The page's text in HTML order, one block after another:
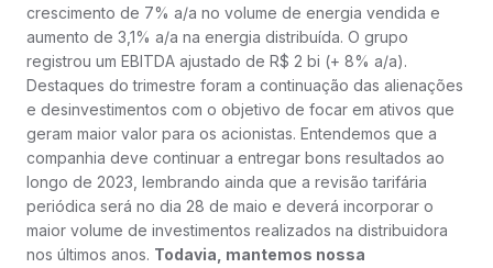
crescimento de 7% a/a no volume de energia vendida e
aumento de 3,1% a/a na energia distribuída. O grupo
registrou um EBITDA ajustado de R$ 2 bi (+ 8% a/a).
Destaques do trimestre foram a continuação das alienações
e desinvestimentos com o objetivo de focar em ativos que
geram maior valor para os acionistas. Entendemos que a
companhia deve continuar a entregar bons resultados ao
longo de 2023, lembrando ainda que a revisão tarifária
periódica será no dia 28 de maio e deverá incorporar o
maior volume de investimentos realizados na distribuidora
nos últimos anos. Todavia, mantemos nossa